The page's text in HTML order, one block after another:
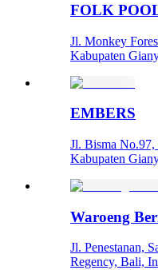
FOLK
Jl. Monkey
Kabupaten
EMBERS
Jl. Bisma
Kabupaten
Waroeng
Jl. Penestanan,
Regency, Bali,